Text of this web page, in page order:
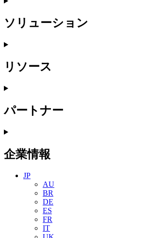
ソリューション
リソース
パートナー
企業情報
JP
AU
BR
DE
ES
FR
IT